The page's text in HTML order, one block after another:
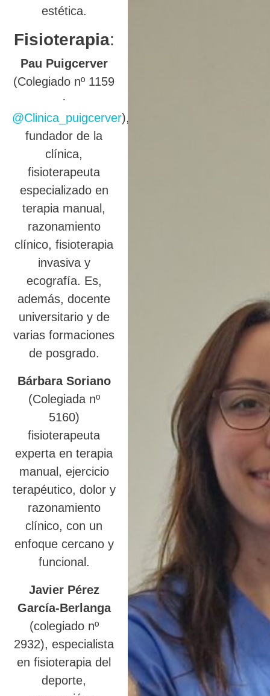
estética.
Fisioterapia:
Pau Puigcerver
(Colegiado nº 1159
·
@Clinica_puigcerver),
fundador de la
clínica,
fisioterapeuta
especializado en
terapia manual,
razonamiento
clínico, fisioterapia
invasiva y
ecografía. Es,
además, docente
universitario y de
varias formaciones
de posgrado.
Bárbara Soriano
(Colegiada nº
5160)
fisioterapeuta
experta en terapia
manual, ejercicio
terapéutico, dolor y
razonamiento
clínico, con un
enfoque cercano y
funcional.
Javier Pérez
García-Berlanga
(colegiado nº
2932), especialista
en fisioterapia del
deporte,